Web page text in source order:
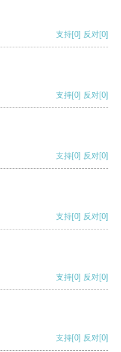
支持[0] 反对[0]
支持[0] 反对[0]
支持[0] 反对[0]
支持[0] 反对[0]
支持[0] 反对[0]
支持[0] 反对[0]